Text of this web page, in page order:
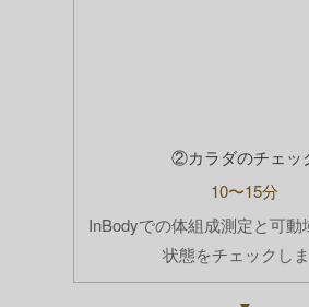
②カラダのチェッ
10〜15分
InBodyでの体組成測定と可動
状態をチェックし